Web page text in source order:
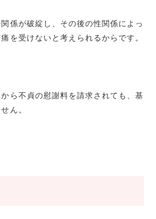
係が破綻し、その後の性関係によっ
を受けないと考えられるからです。
ら不貞の慰謝料を請求されても、基
ん。